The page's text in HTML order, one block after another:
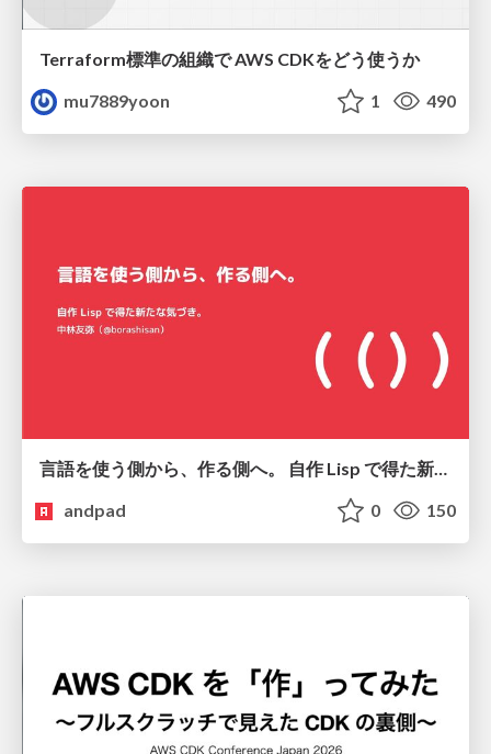
Terraform標準の組織で AWS CDKをどう使うか
mu7889yoon
1 490
andpad
0 150